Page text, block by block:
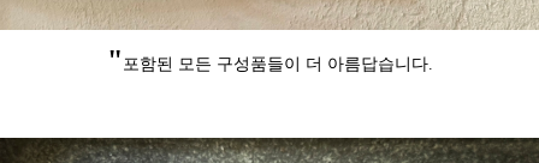
" 포함된 모든 구성품들이 더 아름답습니다.